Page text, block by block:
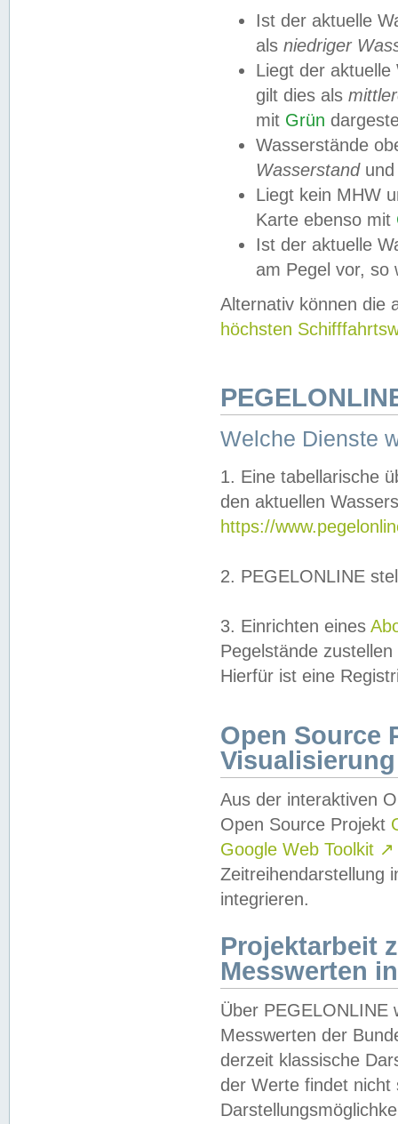
Ist der aktuelle
als niedriger
Liegt der
gilt dies als
mit Grün
Wasserstände
Wasserstandund
Liegt kein MHW
Karte ebenso mit
Ist der aktuelle
am Pegel vor,
Alternativ können die
höchsten
Welche Dienste
1. Eine tabellarische
den aktuellen
https://
2. PEGELONLINE
3. Einrichten eines
Pegelstände
Hierfür ist eine
Open Source
Visualisierung
Aus der interaktiven
Open Source Projekt
Google Web Toolkit ↗
Zeitreihendarstellung
integrieren.
Projektarbeit
Messwerten
Über PEGELONLINE
Messwerten der
derzeit klassische
der Werte findet